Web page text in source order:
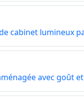
cabinet lumineux
avec goût